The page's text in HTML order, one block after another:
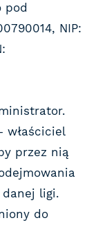
pod
, NIP:
właściciel
przez nią
ligi.
do